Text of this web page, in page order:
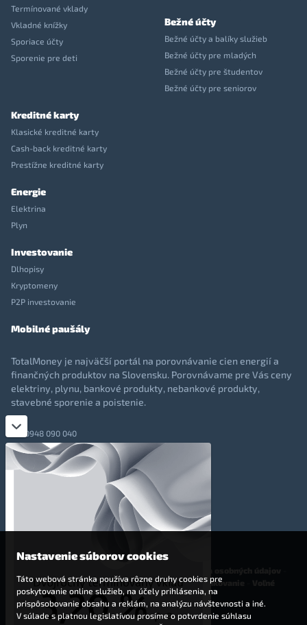
Termínované vklady
Vkladné knížky
Sporiace účty
Sporenie pre deti
Bežné účty
Bežné účty a balíky služieb
Bežné účty pre mladých
Bežné účty pre študentov
Bežné účty pre seniorov
Kreditné karty
Klasické kreditné karty
Cash-back kreditné karty
Prestížne kreditné karty
Energie
Elektrina
Plyn
Investovanie
Dlhopisy
Kryptomeny
P2P investovanie
Mobilné paušály
TotalMoney je najväčší portál na porovnávanie cien energií a
finančných produktov na Slovensku. Porovnávame pre Vás ceny
elektriny, plynu, bankové produkty, nebankové produkty,
stavebné sporenie a poistenie.
0948 090 040
+421 948 090 051
info@totalmoney.sk
Levočská 866, Poprad, 058 01
Cookies-Nastavenia cookies -Finančné sprostredkovanie
pracovné miesta
Nastavenie súborov cookies
Táto webová stránka používa rôzne druhy cookies pre
poskytovanie online služieb, na účely prihlásenia, na
prispôsobovanie obsahu a reklám, na analýzu návštevnosti a iné.
V súlade s platnou legislatívou prosíme o potvrdenie súhlasu